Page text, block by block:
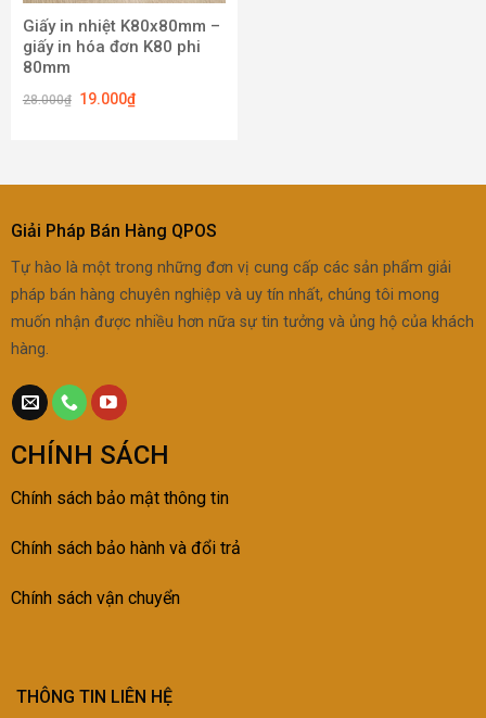
Giấy in nhiệt K80x80mm –
giấy in hóa đơn K80 phi
80mm
28.000₫ 19.000₫
Giải Pháp Bán Hàng QPOS
Tự hào là một trong những đơn vị cung cấp các sản phẩm giải
pháp bán hàng chuyên nghiệp và uy tín nhất, chúng tôi mong
muốn nhận được nhiều hơn nữa sự tin tưởng và ủng hộ của khách
hàng.
CHÍNH SÁCH
Chính sách bảo mật thông tin
Chính sách bảo hành và đổi trả
Chính sách vận chuyển
THÔNG TIN LIÊN HỆ